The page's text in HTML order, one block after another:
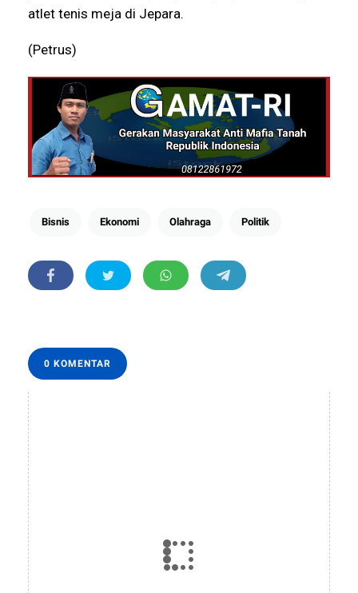
atlet tenis meja di Jepara.
(Petrus)
Bisnis Ekonomi Olahraga Politik
0 KOMENTAR